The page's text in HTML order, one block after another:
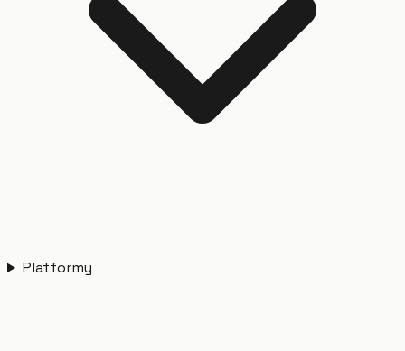
Platformy